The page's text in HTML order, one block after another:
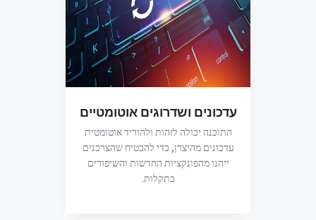
עדכונים ושדרוגים אוטומטיים
התוכנה יכולה לזהות ולהוריד אוטומטית
עדכונים מהיצרן, כדי להבטיח שהצרכנים
ייהנו מהפונקציות החדשות והשיפורים
בתקלות.